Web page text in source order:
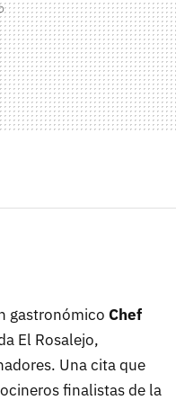
gastronómico Chef
El Rosalejo,
Una cita que
finalistas de la